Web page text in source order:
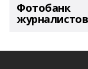
Фотобанк